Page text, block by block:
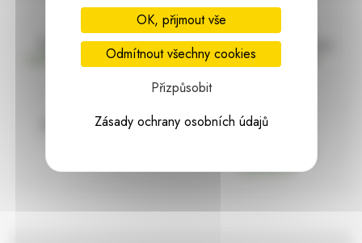
Doprava zdarma
nad 2000 Kč bez DPH
Vše máme skladem
Ihned k odeslání
97% hodnocení Zásilka pod
OK, přijmout vše
Odmítnout všechny cookies
Přizpůsobit
Zásady ochrany osobních údajů